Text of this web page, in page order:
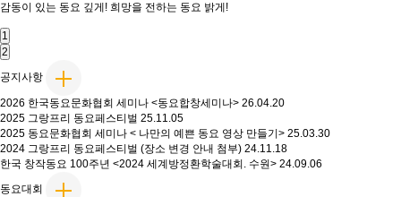
감동이 있는 동요 깊게! 희망을 전하는 동요 밝게!
1
2
공지사항
2026 한국동요문화협회 세미나 <동요합창세미나> 26.04.20
2025 그랑프리 동요페스티벌 25.11.05
2025 동요문화협회 세미나 < 나만의 예쁜 동요 영상 만들기> 25.03.30
2024 그랑프리 동요페스티벌 (장소 변경 안내 첨부) 24.11.18
한국 창작동요 100주년 <2024 세계방정환학술대회. 수원> 24.09.06
동요대회